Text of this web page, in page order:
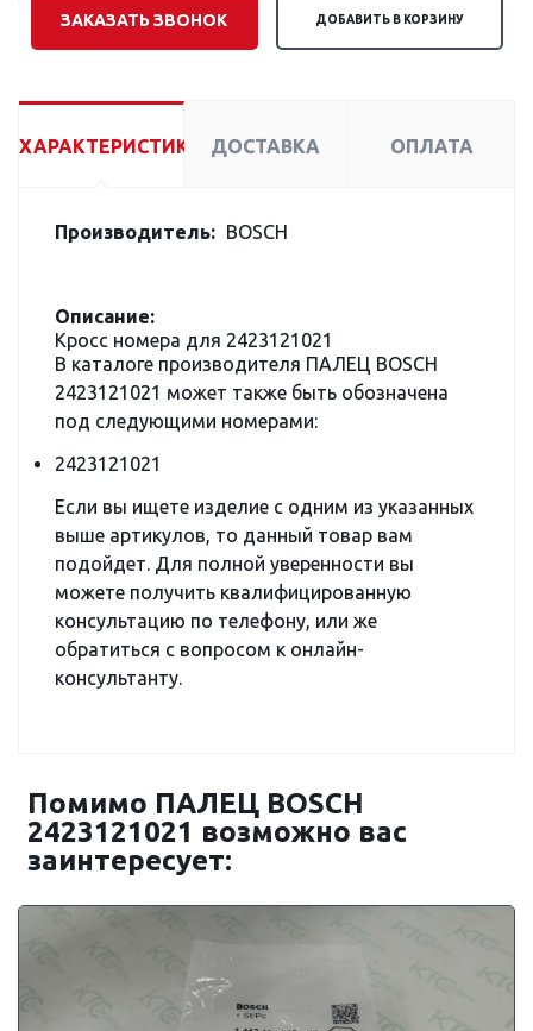
ЗАКАЗАТЬ ЗВОНОК ДОБАВИТЬ В КОРЗИНУ
ХАРАКТЕРИСТИКИ ДОСТАВКА ОПЛАТА
Производитель: BOSCH
Описание:
Кросс номера для 2423121021
В каталоге производителя ПАЛЕЦ BOSCH
2423121021 может также быть обозначена
под следующими номерами:
2423121021
Если вы ищете изделие с одним из указанных
выше артикулов, то данный товар вам
подойдет. Для полной уверенности вы
можете получить квалифицированную
консультацию по телефону, или же
обратиться с вопросом к онлайн-
консультанту.
Помимо ПАЛЕЦ BOSCH
2423121021 возможно вас
заинтересует: